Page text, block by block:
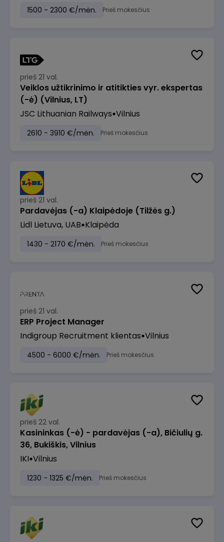
1500 - 2300 €/mėn. Prieš mokesčius
prieš 21 val.
Veiklos užtikrinimo ir atitikties vyr. ekspertas
(-ė) (Vilnius, LT)
JSC Lithuanian Railways Vilnius
2610 - 3910 €/mėn. Prieš mokesčius
prieš 21 val.
Pardavėjas (-a) Klaipėdoje (Tilžės g.)
Lidl Lietuva, UAB Klaipėda
1430 - 2170 €/mėn. Prieš mokesčius
prieš 21 val.
ERP Project Manager
Indigroup Recruitment klientas Vilnius
4500 - 6000 €/mėn. Prieš mokesčius
prieš 22 val.
Kasininkas (-ė) - pardavėjas (-a), Bičiulių g.
36, Bukiškis, Vilnius
IKI Vilnius
1230 - 1325 €/mėn. Prieš mokesčius